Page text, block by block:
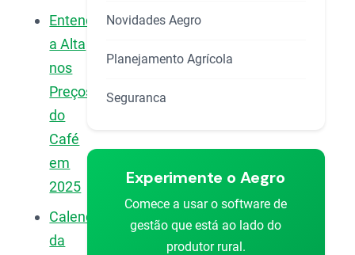
Entendendo
a Alta
nos
Preços
do
Café
em
2025
Calendário
da
Novidades Aegro
Planejamento Agrícola
Seguranca
Experimente o Aegro
Comece a usar o software de
gestão que está ao lado do
produtor rural.